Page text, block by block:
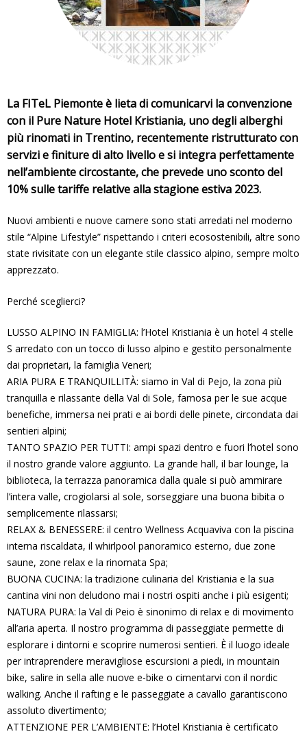
La FITeL Piemonte è lieta di comunicarvi la convenzione
con il Pure Nature Hotel Kristiania, uno degli alberghi
più rinomati in Trentino, recentemente ristrutturato con
servizi e finiture di alto livello e si integra perfettamente
nell’ambiente circostante, che prevede uno sconto del
10% sulle tariffe relative alla stagione estiva 2023.
Nuovi ambienti e nuove camere sono stati arredati nel moderno
stile “Alpine Lifestyle” rispettando i criteri ecosostenibili, altre sono
state rivisitate con un elegante stile classico alpino, sempre molto
apprezzato.
Perché sceglierci?
LUSSO ALPINO IN FAMIGLIA: l’Hotel Kristiania è un hotel 4 stelle
S arredato con un tocco di lusso alpino e gestito personalmente
dai proprietari, la famiglia Veneri;
ARIA PURA E TRANQUILLITÀ: siamo in Val di Pejo, la zona più
tranquilla e rilassante della Val di Sole, famosa per le sue acque
benefiche, immersa nei prati e ai bordi delle pinete, circondata dai
sentieri alpini;
TANTO SPAZIO PER TUTTI: ampi spazi dentro e fuori l’hotel sono
il nostro grande valore aggiunto. La grande hall, il bar lounge, la
biblioteca, la terrazza panoramica dalla quale si può ammirare
l’intera valle, crogiolarsi al sole, sorseggiare una buona bibita o
semplicemente rilassarsi;
RELAX & BENESSERE: il centro Wellness Acquaviva con la piscina
interna riscaldata, il whirlpool panoramico esterno, due zone
saune, zone relax e la rinomata Spa;
BUONA CUCINA: la tradizione culinaria del Kristiania e la sua
cantina vini non deludono mai i nostri ospiti anche i più esigenti;
NATURA PURA: la Val di Peio è sinonimo di relax e di movimento
all’aria aperta. Il nostro programma di passeggiate permette di
esplorare i dintorni e scoprire numerosi sentieri. È il luogo ideale
per intraprendere meravigliose escursioni a piedi, in mountain
bike, salire in sella alle nuove e-bike o cimentarvi con il nordic
walking. Anche il rafting e le passeggiate a cavallo garantiscono
assoluto divertimento;
ATTENZIONE PER L’AMBIENTE: l’Hotel Kristiania è certificato